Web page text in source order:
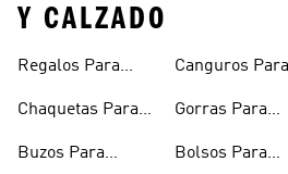
Y CALZADO
Regalos Para
Chaquetas Para
Buzos Para
Canguros Para
Gorras Para
Bolsos Para